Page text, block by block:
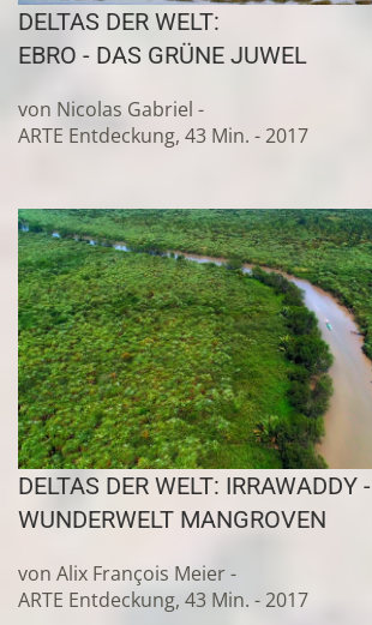
DELTAS DER WELT:
EBRO - DAS GRÜNE JUWEL
von Nicolas Gabriel -
ARTE Entdeckung, 43 Min. - 2017
DELTAS DER WELT: IRRAWADDY -
WUNDERWELT MANGROVEN
von Alix François Meier -
ARTE Entdeckung, 43 Min. - 2017